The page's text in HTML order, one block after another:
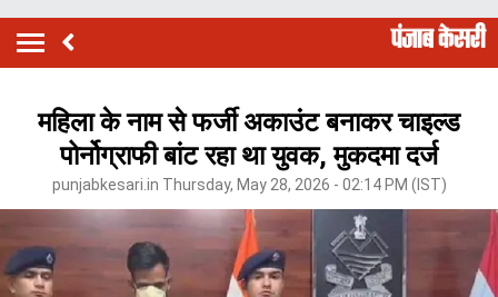
महिला के नाम से फर्जी अकाउंट बनाकर चाइल्ड
पोर्नोग्राफी बांट रहा था युवक, मुकदमा दर्ज
punjabkesari.in Thursday, May 28, 2026 - 02:14 PM (IST)